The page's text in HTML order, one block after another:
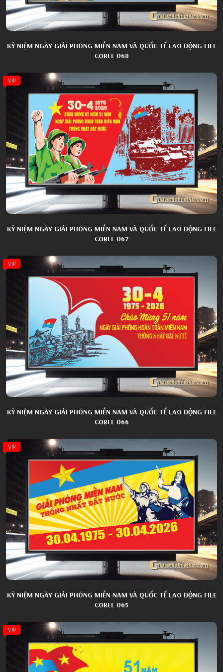
KỶ NIỆM NGÀY GIẢI PHÓNG MIỀN NAM VÀ QUỐC TẾ LAO ĐỘNG FILE
COREL 068
VIP
KỶ NIỆM NGÀY GIẢI PHÓNG MIỀN NAM VÀ QUỐC TẾ LAO ĐỘNG FILE
COREL 067
VIP
KỶ NIỆM NGÀY GIẢI PHÓNG MIỀN NAM VÀ QUỐC TẾ LAO ĐỘNG FILE
COREL 066
VIP
KỶ NIỆM NGÀY GIẢI PHÓNG MIỀN NAM VÀ QUỐC TẾ LAO ĐỘNG FILE
COREL 065
VIP